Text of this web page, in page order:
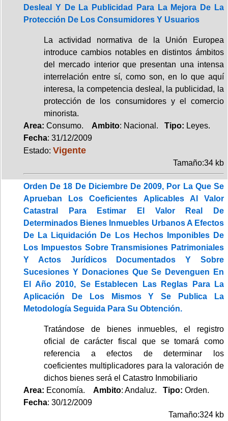
Desleal Y De La Publicidad Para La Mejora De La
Protección De Los Consumidores Y Usuarios
La actividad normativa de la Unión Europea
introduce cambios notables en distintos ámbitos
del mercado interior que presentan una intensa
interrelación entre sí, como son, en lo que aquí
interesa, la competencia desleal, la publicidad, la
protección de los consumidores y el comercio
minorista.
Area: Consumo. Ambito: Nacional. Tipo: Leyes.
Fecha: 31/12/2009
Estado: Vigente
Tamaño:34 kb
Orden De 18 De Diciembre De 2009, Por La Que Se
Aprueban Los Coeficientes Aplicables Al Valor
Catastral Para Estimar El Valor Real De
Determinados Bienes Inmuebles Urbanos A Efectos
De La Liquidación De Los Hechos Imponibles De
Los Impuestos Sobre Transmisiones Patrimoniales
Y Actos Jurídicos Documentados Y Sobre
Sucesiones Y Donaciones Que Se Devenguen En
El Año 2010, Se Establecen Las Reglas Para La
Aplicación De Los Mismos Y Se Publica La
Metodología Seguida Para Su Obtención.
Tratándose de bienes inmuebles, el registro
oficial de carácter fiscal que se tomará como
referencia a efectos de determinar los
coeficientes multiplicadores para la valoración de
dichos bienes será el Catastro Inmobiliario
Area: Economía. Ambito: Andaluz. Tipo: Orden.
Fecha: 30/12/2009
Tamaño:324 kb